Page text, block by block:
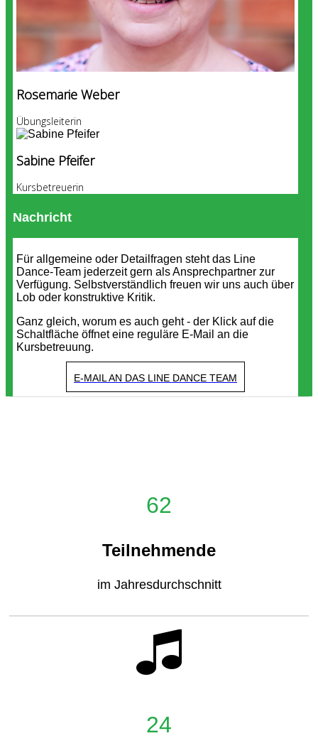
Rosemarie Weber
Übungsleiterin
Sabine Pfeifer
Kursbetreuerin
Nachricht
Für allgemeine oder Detailfragen steht das Line
Dance-Team jederzeit gern als Ansprechpartner zur
Verfügung. Selbstverständlich freuen wir uns auch über
Lob oder konstruktive Kritik.
Ganz gleich, worum es auch geht - der Klick auf die
Schaltfläche öffnet eine reguläre E-Mail an die
Kursbetreuung.
E-MAIL AN DAS LINE DANCE TEAM
62
Teilnehmende
im Jahresdurchschnitt
24